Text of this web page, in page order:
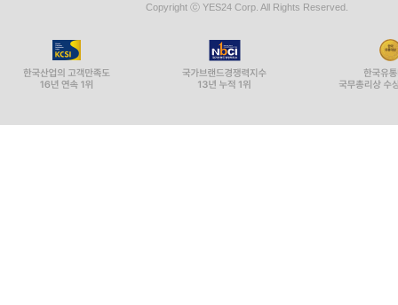
Copyright ⓒ YES24 Corp. All Rights Reserved.